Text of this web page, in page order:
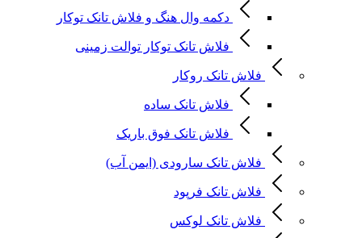
دکمه وال هنگ و فلاش تانک توکار
فلاش تانک توکار توالت زمینی
فلاش تانک روکار
فلاش تانک ساده
فلاش تانک فوق باریک
فلاش تانک سارودی (ایمن آب)
فلاش تانک فرپود
فلاش تانک لوکس